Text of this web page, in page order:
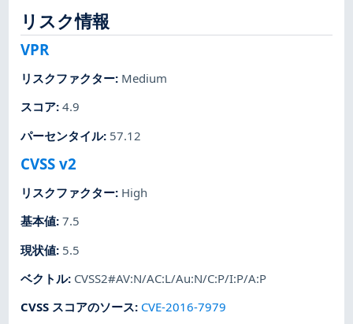
リスク情報
VPR
リスクファクター: Medium
スコア:4.9
パーセンタイル: 57.12
CVSS v2
リスクファクター: High
基本値:7.5
現状値: 5.5
ベクトル: CVSS2#AV:N/AC:L/Au:N/C:P/I:P/A:P
CVSS スコアのソース: CVE-2016-7979